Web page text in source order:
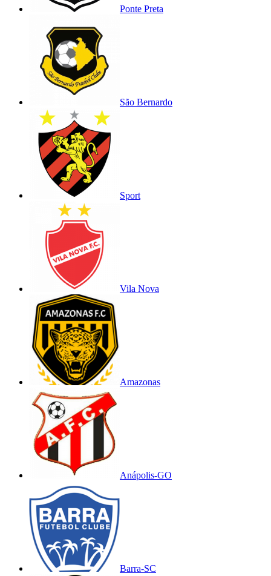
Ponte Preta
São Bernardo
Sport
Vila Nova
Amazonas
Anápolis-GO
Barra-SC